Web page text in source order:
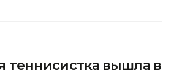
теннисистка вышла в